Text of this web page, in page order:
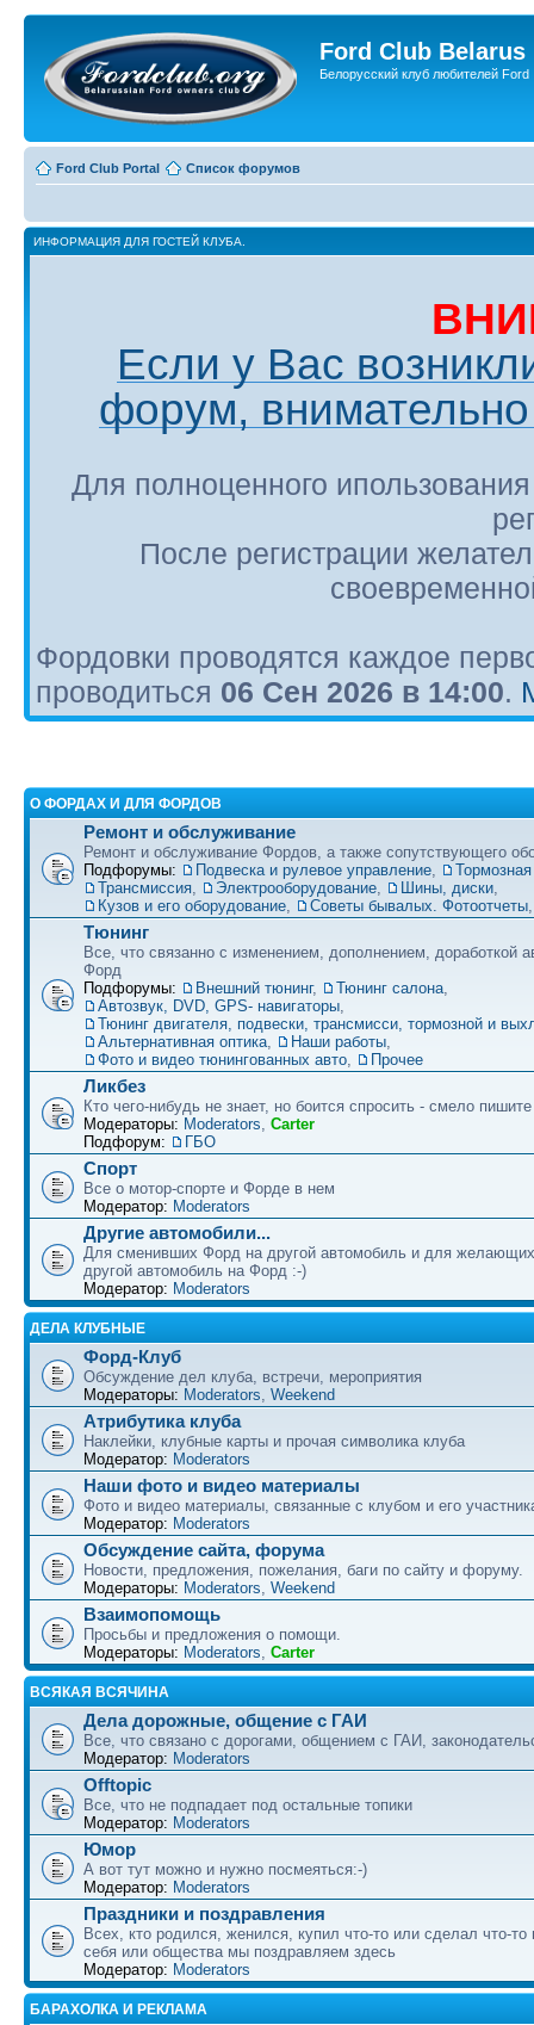
Ford Club Belarus
Белорусский клуб любителей Ford
Ford Club Portal Список форумов
ИНФОРМАЦИЯ ДЛЯ ГОСТЕЙ КЛУБА.
Если у Вас
форум, внимательно
Для полноценного
После регистрации
Фордовки проводятся каждое
проводиться 06 Сен 2026 в 14:00.
О ФОРДАХ И ДЛЯ ФОРДОВ
Ремонт и обслуживание
Ремонт и обслуживание Фордов, а также сопутствующего
Подфорумы:
Подвеска и рулевое управление
Трансмиссия
Электрооборудование Шины, диски
Кузов и его оборудование
Советы бывалых. Фотоотчеты
Тюнинг
Все, что связанно с изменением, дополнением, доработкой
Форд
Подфорумы:
Внешний тюнинг, Тюнинг салона
Автозвук, DVD, GPS- навигаторы
Тюнинг двигателя, подвески, трансмисси, тормозной и
Альтернативная оптика
Наши работы
Фото и видео тюнингованных авто
Прочее
Ликбез
Кто чего-нибудь не знает, но боится спросить - смело
Модераторы: Moderators Carter
Подфорум:
ГБО
Спорт
Все о мотор-спорте и Форде в нем
Модератор: Moderators
Другие автомобили...
Для сменивших Форд на другой автомобиль и для
другой автомобиль на Форд :-)
Модератор: Moderators
ДЕЛА КЛУБНЫЕ
Форд-Клуб
Обсуждение дел клуба, встречи, мероприятия
Модераторы: Moderators Weekend
Атрибутика клуба
Наклейки, клубные карты и прочая символика клуба
Модератор: Moderators
Наши фото и видео материалы
Фото и видео материалы, связанные с клубом и его
Модератор: Moderators
Обсуждение сайта, форума
Новости, предложения, пожелания, баги по сайту и форуму.
Модераторы: Moderators Weekend
Взаимопомощь
Просьбы и предложения о помощи.
Модераторы: Moderators Carter
ВСЯКАЯ ВСЯЧИНА
Дела дорожные, общение с ГАИ
Все, что связано с дорогами, общением с ГАИ,
Модератор: Moderators
Offtopic
Все, что не подпадает под остальные топики
Модератор: Moderators
Юмор
А вот тут можно и нужно посмеяться:-)
Модератор: Moderators
Праздники и поздравления
Всех, кто родился, женился, купил что-то или сделал что-то
себя или общества мы поздравляем здесь
Модератор: Moderators
БАРАХОЛКА И РЕКЛАМА